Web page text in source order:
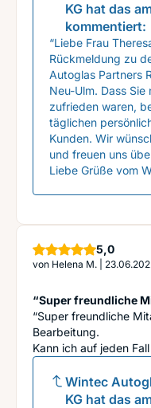
KG hat das
kommentiert:
“Liebe Frau
Rückmeldung zu
Autoglas Partners
Neu-Ulm. Dass
zufrieden waren,
täglichen
Kunden. Wir
und freuen uns
Liebe Grüße vom
5,0Sterne
von Helena M.
“Super freundliche
“Super freundliche
Bearbeitung.
Kann ich auf jeden
Wintec
KG hat das